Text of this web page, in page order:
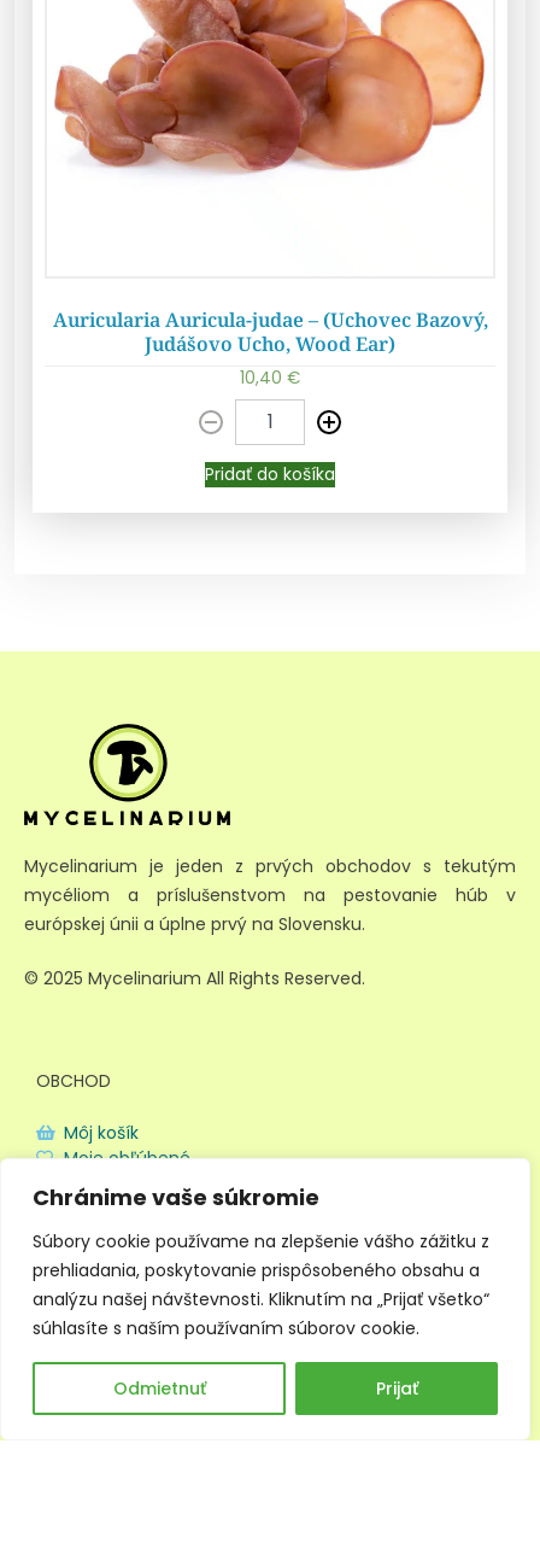
Chránime vaše súkromie
Súbory cookie používame na zlepšenie vášho zážitku z
prehliadania, poskytovanie prispôsobeného obsahu a
analýzu našej návštevnosti. Kliknutím na „Prijať všetko“
súhlasíte s naším používaním súborov cookie.
Odmietnuť Prijať
Pridať do košíka
Auricularia Auricula-judae – (Uchovec Bazový,
Judášovo Ucho, Wood Ear)
10,40 €
Pridať do košíka
Mycelinarium je jeden z prvých obchodov s tekutým
mycéliom a príslušenstvom na pestovanie húb v
európskej únii a úplne prvý na Slovensku.
© 2025 Mycelinarium All Rights Reserved.
OBCHOD
Môj košík
Moje obľúbené
Doprava a platba
Obchodné podmienky
Ochrana súkromia